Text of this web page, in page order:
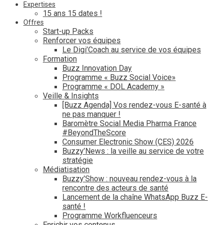
Expertises
15 ans 15 dates !
Offres
Start-up Packs
Renforcer vos équipes
Le Digi’Coach au service de vos équipes
Formation
Buzz Innovation Day
Programme « Buzz Social Voice»
Programme « DOL Academy »
Veille & Insights
[Buzz Agenda] Vos rendez-vous E-santé à
ne pas manquer !
Baromètre Social Media Pharma France
#BeyondTheScore
Consumer Electronic Show (CES) 2026
Buzzy’News : la veille au service de votre
stratégie
Médiatisation
Buzzy’Show : nouveau rendez-vous à la
rencontre des acteurs de santé
Lancement de la chaîne WhatsApp Buzz E-
santé !
Programme Workfluenceurs